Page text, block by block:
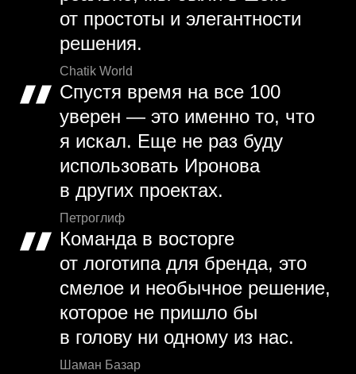
от простоты и элегантности
решения.
Chatik World
Спустя время на все 100
уверен — это именно то, что
я искал. Еще не раз буду
использовать Иронова
в других проектах.
Петроглиф
Команда в восторге
от логотипа для бренда, это
смелое и необычное решение,
которое не пришло бы
в голову ни одному из нас.
Шаман Базар